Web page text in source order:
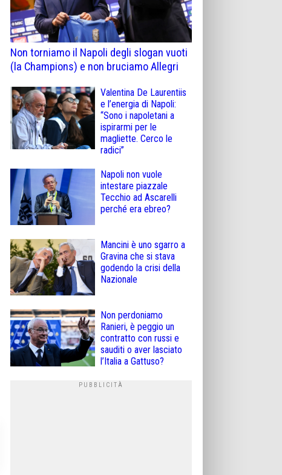
Non torniamo il Napoli degli slogan vuoti
(la Champions) e non bruciamo Allegri
Valentina De Laurentiis
e l’energia di Napoli:
“Sono i napoletani a
ispirarmi per le
magliette. Cerco le
radici”
Napoli non vuole
intestare piazzale
Tecchio ad Ascarelli
perché era ebreo?
Mancini è uno sgarro a
Gravina che si stava
godendo la crisi della
Nazionale
Non perdoniamo
Ranieri, è peggio un
contratto con russi e
sauditi o aver lasciato
l’Italia a Gattuso?